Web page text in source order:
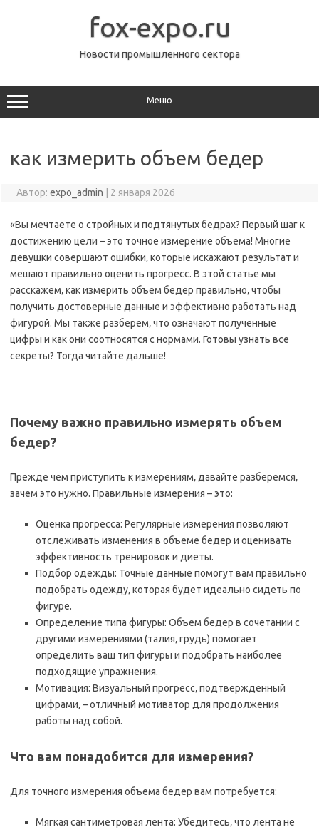
fox-expo.ru
Новости промышленного сектора
Меню
как измерить объем бедер
Автор: expo_admin 2 января 2026
«Вы мечтаете о стройных и подтянутых бедрах? Первый шаг к
достижению цели – это точное измерение объема! Многие
девушки совершают ошибки‚ которые искажают результат и
мешают правильно оценить прогресс. В этой статье мы
расскажем‚ как измерить объем бедер правильно‚ чтобы
получить достоверные данные и эффективно работать над
фигурой. Мы также разберем‚ что означают полученные
цифры и как они соотносятся с нормами. Готовы узнать все
секреты? Тогда читайте дальше!
Почему важно правильно измерять объем
бедер?
Прежде чем приступить к измерениям‚ давайте разберемся‚
зачем это нужно. Правильные измерения – это:
Оценка прогресса: Регулярные измерения позволяют
отслеживать изменения в объеме бедер и оценивать
эффективность тренировок и диеты.
Подбор одежды: Точные данные помогут вам правильно
подобрать одежду‚ которая будет идеально сидеть по
фигуре.
Определение типа фигуры: Объем бедер в сочетании с
другими измерениями (талия‚ грудь) помогает
определить ваш тип фигуры и подобрать наиболее
подходящие упражнения.
Мотивация: Визуальный прогресс‚ подтвержденный
цифрами‚ – отличный мотиватор для продолжения
работы над собой.
Что вам понадобится для измерения?
Для точного измерения объема бедер вам потребуется:
Мягкая сантиметровая лента: Убедитесь‚ что лента не